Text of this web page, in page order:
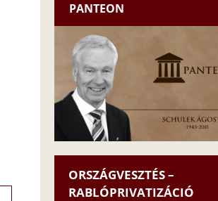
PANTEON
ORSZÁGVESZTÉS –
RABLÓPRIVATIZÁCIÓ